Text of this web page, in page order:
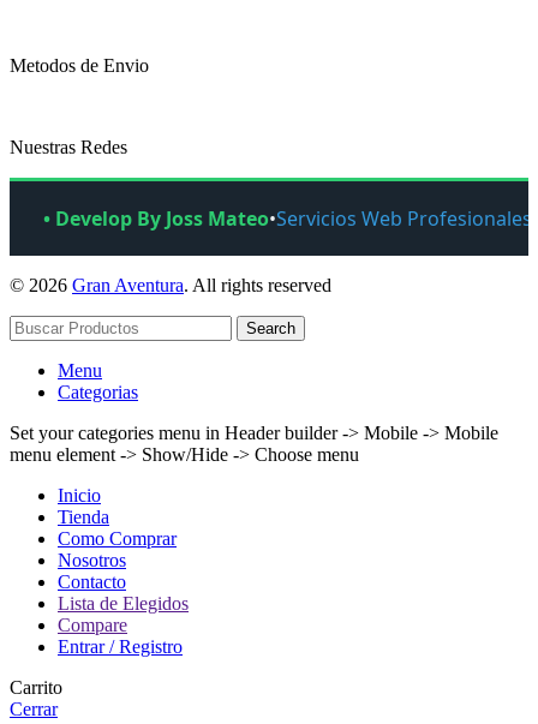
Metodos de Envio
Nuestras Redes
• Develop By Joss Mateo•Servicios Web Profesionales
© 2026 Gran Aventura. All rights reserved
Search
Menu
Categorias
Set your categories menu in Header builder -> Mobile -> Mobile
menu element -> Show/Hide -> Choose menu
Inicio
Tienda
Como Comprar
Nosotros
Contacto
Lista de Elegidos
Compare
Entrar / Registro
Carrito
Cerrar